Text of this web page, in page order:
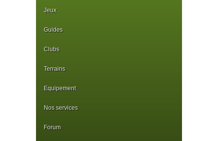
Jeux
Guides
Clubs
Terrains
Equipement
Nos services
Forum